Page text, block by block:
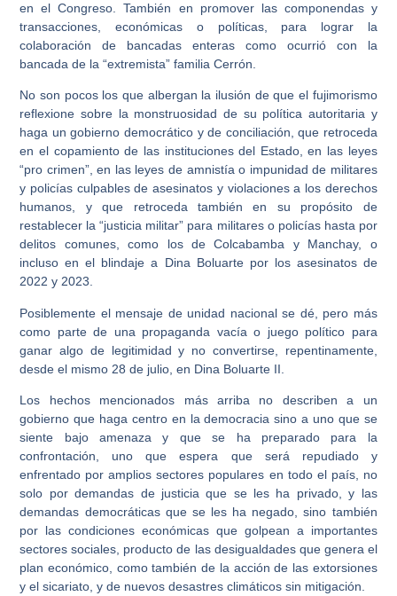
en el Congreso. También en promover las componendas y
transacciones, económicas o políticas, para lograr la
colaboración de bancadas enteras como ocurrió con la
bancada de la “extremista” familia Cerrón.
No son pocos los que albergan la ilusión de que el fujimorismo
reflexione sobre la monstruosidad de su política autoritaria y
haga un gobierno democrático y de conciliación, que retroceda
en el copamiento de las instituciones del Estado, en las leyes
“pro crimen”, en las leyes de amnistía o impunidad de militares
y policías culpables de asesinatos y violaciones a los derechos
humanos, y que retroceda también en su propósito de
restablecer la “justicia militar” para militares o policías hasta por
delitos comunes, como los de Colcabamba y Manchay, o
incluso en el blindaje a Dina Boluarte por los asesinatos de
2022 y 2023.
Posiblemente el mensaje de unidad nacional se dé, pero más
como parte de una propaganda vacía o juego político para
ganar algo de legitimidad y no convertirse, repentinamente,
desde el mismo 28 de julio, en Dina Boluarte II.
Los hechos mencionados más arriba no describen a un
gobierno que haga centro en la democracia sino a uno que se
siente bajo amenaza y que se ha preparado para la
confrontación, uno que espera que será repudiado y
enfrentado por amplios sectores populares en todo el país, no
solo por demandas de justicia que se les ha privado, y las
demandas democráticas que se les ha negado, sino también
por las condiciones económicas que golpean a importantes
sectores sociales, producto de las desigualdades que genera el
plan económico, como también de la acción de las extorsiones
y el sicariato, y de nuevos desastres climáticos sin mitigación.